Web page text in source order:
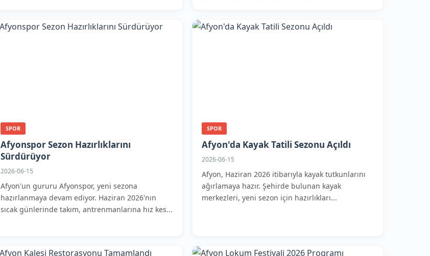
SPOR
Afyonspor Sezon Hazırlıklarını
Sürdürüyor
2026-06-15
Afyon'un gururu Afyonspor, yeni sezona
hazırlanmaya devam ediyor. Haziran 2026'nın
sıcak günlerinde takım, antrenmanlarına hız kes...
SPOR
Afyon'da Kayak Tatili Sezonu Açıldı
2026-06-15
Afyon, Haziran 2026 itibarıyla kayak tutkunlarını
ağırlamaya hazır. Şehirde bulunan kayak
merkezleri, yeni sezon için hazırlıkları...